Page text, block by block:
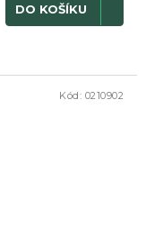
DO KOŠÍKU
Kód: 0210902